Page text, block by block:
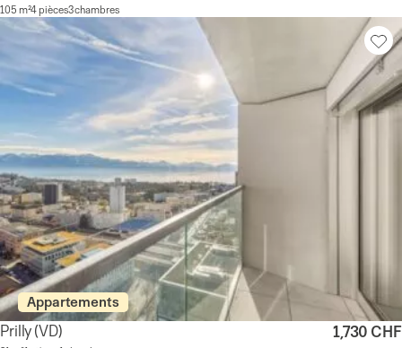
105 m²4 pièces3 chambres
Appartements
Prilly(VD) 1,730 CHF